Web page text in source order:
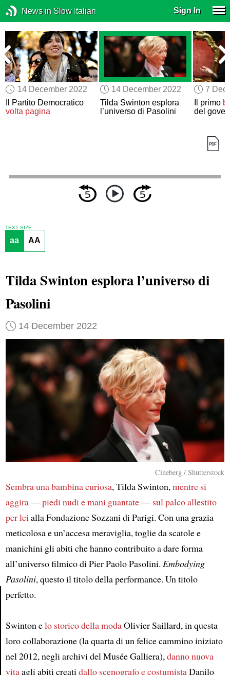
News in Slow Italian Sign In
14 December 2022
Il Partito Democratico
volta pagina
14 December 2022
Tilda Swinton esplora
l’universo di Pasolini
7
Il primo
del
TEXT SIZE
aa AA
Tilda Swinton esplora l’universo di
Pasolini
14 December 2022
Cineberg / Shutterstock
Sembra una bambina curiosa, Tilda Swinton,mentre si
aggira—piedi nudi e mani guantate— sul palco allestito
per leialla Fondazione Sozzani di Parigi. Con una grazia
meticolosa e un’accesa meraviglia, toglie da scatole e
manichini gli abiti che hanno contribuito a dare forma
all’universo filmico di Pier Paolo Pasolini. Embodying
Pasolini, questo il titolo della performance. Un titolo
perfetto.
Swinton elo storico della modaOlivier Saillard, in questa
loro collaborazione (la quarta di un felice cammino iniziato
nel 2012, negli archivi del Musée Galliera),danno nuova
vitaagli abiti creatidallo scenografo e costumistaDanilo